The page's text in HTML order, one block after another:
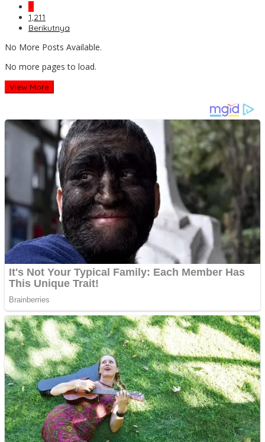
…
1,211
Berikutnya
No More Posts Available.
No more pages to load.
View More